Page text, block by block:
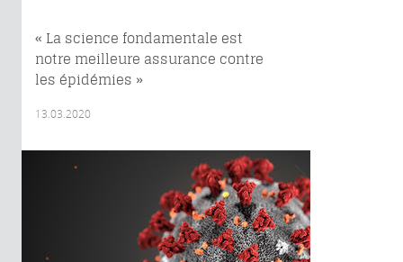
« La science fondamentale est
notre meilleure assurance contre
les épidémies »
13.03.2020